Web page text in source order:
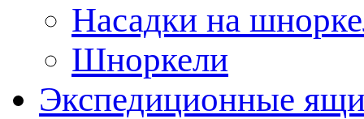
Насадки на
Шноркели
Экспедиционные